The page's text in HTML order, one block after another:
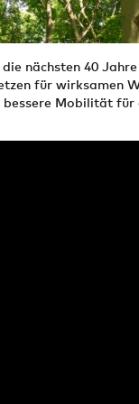
nächsten 40
für wirksamen
bessere Mobilität für